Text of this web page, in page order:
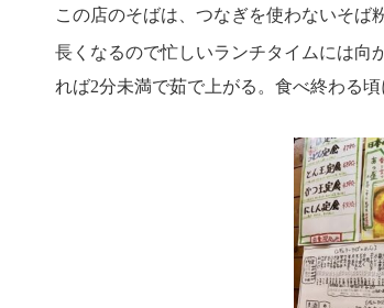
この店のそばは、つなぎを使わないそば
長くなるので忙しいランチタイムには向
れば2分未満で茹で上がる。食べ終わる頃